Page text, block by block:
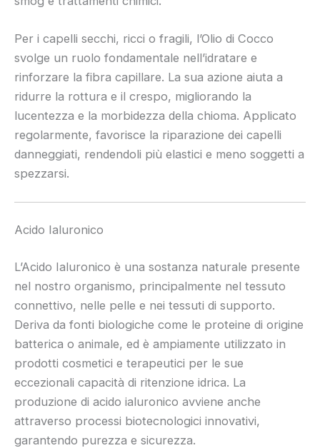
Per i capelli secchi, ricci o fragili, l’Olio di Cocco
svolge un ruolo fondamentale nell’idratare e
rinforzare la fibra capillare. La sua azione aiuta a
ridurre la rottura e il crespo, migliorando la
lucentezza e la morbidezza della chioma. Applicato
regolarmente, favorisce la riparazione dei capelli
danneggiati, rendendoli più elastici e meno soggetti a
spezzarsi.
Acido Ialuronico
L’Acido Ialuronico è una sostanza naturale presente
nel nostro organismo, principalmente nel tessuto
connettivo, nelle pelle e nei tessuti di supporto.
Deriva da fonti biologiche come le proteine di origine
batterica o animale, ed è ampiamente utilizzato in
prodotti cosmetici e terapeutici per le sue
eccezionali capacità di ritenzione idrica. La
produzione di acido ialuronico avviene anche
attraverso processi biotecnologici innovativi,
garantendo purezza e sicurezza.